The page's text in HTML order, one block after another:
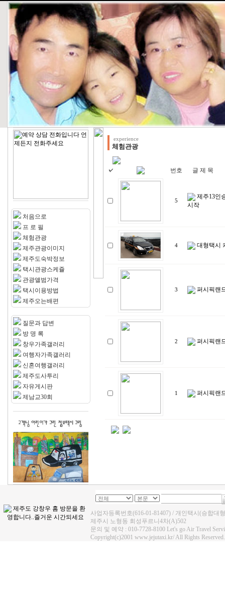
처음으로
프 로 필
체험관광
제주관광이미지
제주도숙박정보
택시관광스케쥴
관광앨범가격
택시이용방법
제주오는배편
질문과 답변
방 명 록
창우가족갤러리
여행자가족갤러리
신혼여행갤러리
제주도사투리
자유게시판
제남교30회
experience
체험관광
번호 글 제 목
5
제주13인
시작
4 대형택시
3 퍼시픽랜
2 퍼시픽랜
1 퍼시픽랜
사업자등록번호(616-01-81407) / 개인택시(승합대
제주시 노형동 회성푸르니4차(A)502
문의 및 예약 : 010-7728-8100 Let's go Air Travel
Copyright(c)2001 www.jejutaxi.kr/ All Rights Reserved.